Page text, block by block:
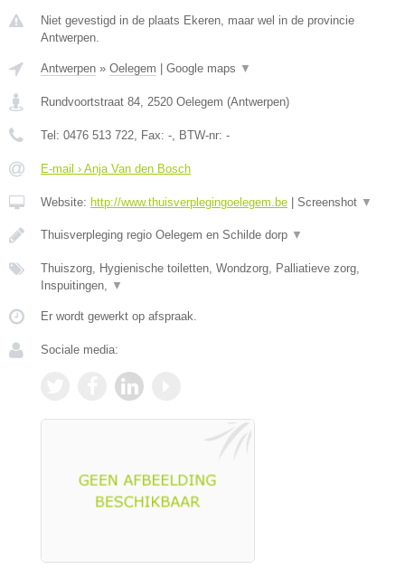
Niet gevestigd in de plaats Ekeren, maar wel in de provincie
Antwerpen.
Antwerpen » Oelegem Google maps ▼
Rundvoortstraat 84, 2520 Oelegem (Antwerpen)
Tel: 0476 513 722, Fax: -, BTW-nr: -
E-mail › Anja Van den Bosch
Website: http://www.thuisverplegingoelegem.be Screenshot ▼
Thuisverpleging regio Oelegem en Schilde dorp ▼
Thuiszorg, Hygienische toiletten, Wondzorg, Palliatieve zorg,
Inspuitingen, ▼
Er wordt gewerkt op afspraak.
Sociale media: